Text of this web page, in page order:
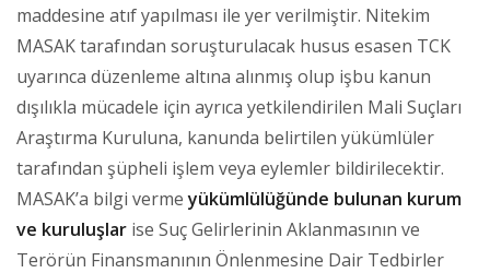
maddesine atıf yapılması ile yer verilmiştir. Nitekim
MASAK tarafından soruşturulacak husus esasen TCK
uyarınca düzenleme altına alınmış olup işbu kanun
dışılıkla mücadele için ayrıca yetkilendirilen Mali Suçları
Araştırma Kuruluna, kanunda belirtilen yükümlüler
tarafından şüpheli işlem veya eylemler bildirilecektir.
MASAK’a bilgi vermeyükümlülüğünde bulunan kurum
ve kuruluşlar ise Suç Gelirlerinin Aklanmasının ve
Terörün Finansmanının Önlenmesine Dair Tedbirler